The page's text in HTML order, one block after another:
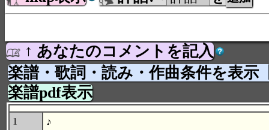
↑ あなたのコメントを記入
楽譜・歌詞・読み・作曲条件を表示
楽譜pdf表示
1 ♪